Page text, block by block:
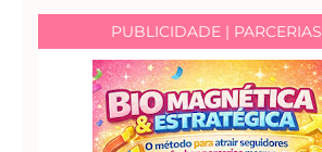
PUBLICIDADE | PARCERIAS